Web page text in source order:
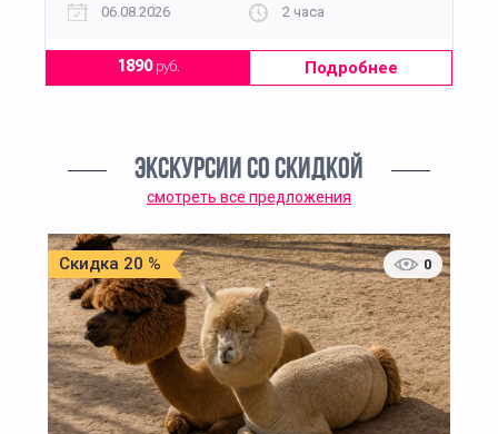
06.08.2026
2 часа
1890руб. Подробнее
ЭКСКУРСИИ СО СКИДКОЙ
смотреть все предложения
Скидка 20 % 0